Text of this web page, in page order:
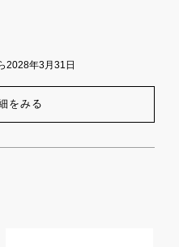
2028年3月31日
をみる